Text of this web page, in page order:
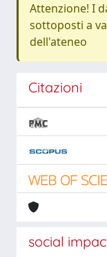
Attenzione! I
sottoposti a
dell'ateneo
Citazioni
social